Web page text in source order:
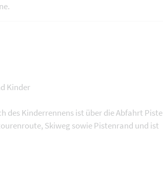
Kinder
des Kinderrennens ist über die Abfahrt Piste
Skiweg sowie Pistenrand und ist